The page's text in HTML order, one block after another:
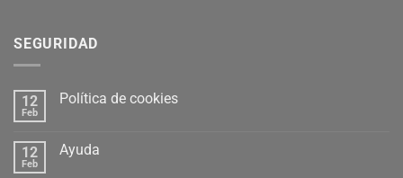
SEGURIDAD
12
Feb
Política de cookies
12
Feb
Ayuda